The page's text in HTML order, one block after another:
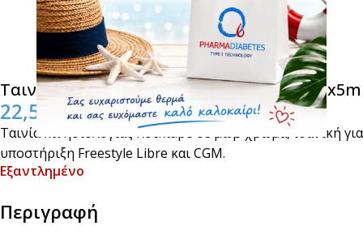
Ταινία κινησιολογίας Rocktape Mωβ 5cmx5m
22,50
Ταινία κινησιολογίας Rocktape σε μωβ χρώμα, ιδανική για
υποστήριξη Freestyle Libre και CGM.
Εξαντλημένο
Περιγραφή